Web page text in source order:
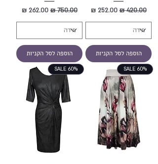
מחיר רגיל‏420.00 ‏₪ מחיר מבצע‏252.00 ‏₪
הוספה לסל הקניות
מחיר רגיל‏750.00 ‏₪ מחיר מבצע‏262.00 ‏₪
הוספה לסל הקניות
SALE 60%
SALE 60%